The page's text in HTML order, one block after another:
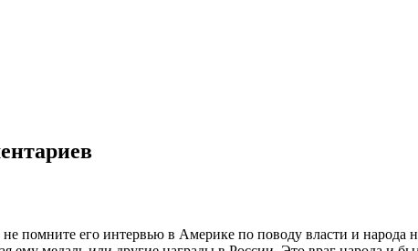
его интервью в Америке по поводу власти и народа